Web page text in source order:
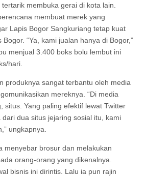
membuka gerai di kota lain.
membuat merek yang
Lapis Bogor Sangkuriang tetap kuat
“Ya, kami jualan hanya di Bogor,”
menjual 3.400 boks bolu lembut ini
hari.
produknya sangat terbantu oleh media
mereknya. “Di media
situs. Yang paling efektif lewat Twitter
dua situs jejaring sosial itu, kami
ungkapnya.
menyebar brosur dan melakukan
orang-orang yang dikenalnya.
bisnis ini dirintis. Lalu ia pun rajin